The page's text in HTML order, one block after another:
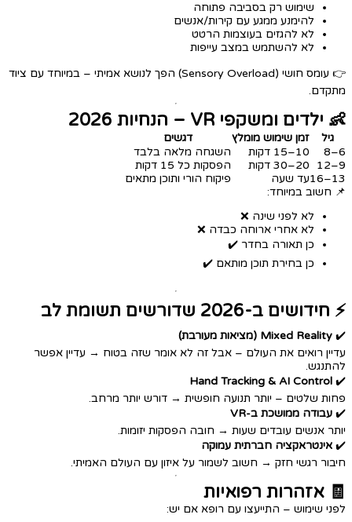
שימוש רק בסביבה פתוחה
להימנע ממגע עם קירות/אנשים
לא להגזים בעוצמות הרטט
לא להשתמש במצב עייפות
👉 עומס חושי (Sensory Overload) הפך לנושא אמיתי – במיוחד עם ציוד
מתקדם.
👶 ילדים ומשקפי VR – הנחיות 2026
גיל זמן שימוש מומלץ
דגשים
6–8
10–15 דקות
השגחה מלאה בלבד
9–12
20–30 דקות
הפסקות כל 15 דקות
13–16
עד שעה
פיקוח הורי ותוכן מתאים
📌 חשוב במיוחד:
לא לפני שינה ❌
לא אחרי ארוחה כבדה ❌
כן תאורה בחדר ✔️
כן בחירת תוכן מותאם ✔️
⚡ חידושים ב-2026 שדורשים תשומת לב
✔️ Mixed Reality (מציאות מעורבת)
עדיין רואים את העולם – אבל זה לא אומר שזה בטוח → עדיין אפשר
להתנגש.
✔️
Hand Tracking & AI Control
פחות שלטים – יותר תנועה חופשית → דורש יותר מרחב.
✔️ עבודה ממושכת ב-VR
יותר אנשים עובדים שעות → חובה הפסקות יזומות.
✔️ אינטראקציה חברתית עמוקה
חיבור רגשי חזק → חשוב לשמור על איזון עם העולם האמיתי.
🧾 אזהרות רפואיות
לפני שימוש – התייעצו עם רופא אם יש: